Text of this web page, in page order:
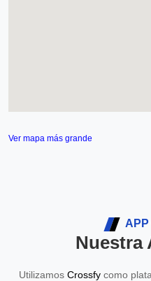
Ver mapa más grande
APP
Nuestra
Utilizamos Crossfycomo